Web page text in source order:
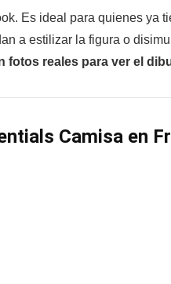
Es ideal para quienes
a estilizar la figura o
fotos reales para ver el
Camisa en